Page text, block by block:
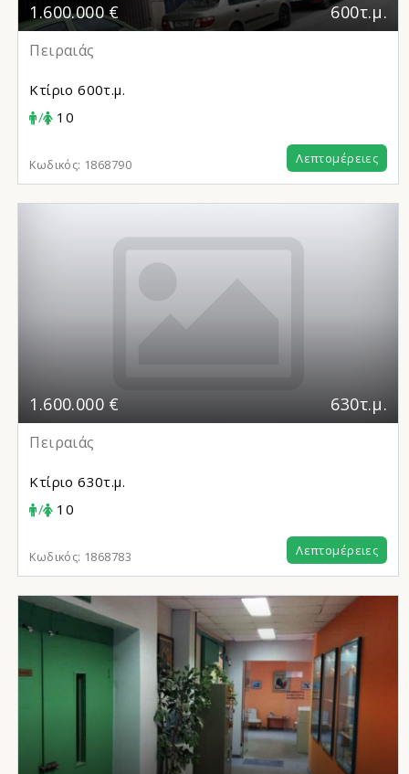
1.600.000 € 600τ.μ.
Πειραιάς
Κτίριο 600τ.μ.
/
10
Κωδικός: 1868790 Λεπτομέρειες
1.600.000 € 630τ.μ.
Πειραιάς
Κτίριο 630τ.μ.
/
10
Κωδικός: 1868783 Λεπτομέρειες